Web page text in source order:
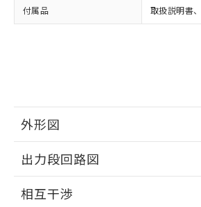
付属品 取扱説明書
外形図
外形図
出力段回路図
相互干渉
ビス）をご利用いただく
メンバーズにご登録され
引・商談に必要な範囲で
※当社の共同利用者とは
の共同利用に関して"
用者の範囲」に記載されて
とができます。
EU RoHS指令（10物質）の非含
※本証明書は発行日時点で非含
るもので、過去に遡って非含有
ものではありません。
及ぼさない年数を意味します。
法に輸出するおそれがあ
り引きをいたしません。
合意する
情報を公開していな